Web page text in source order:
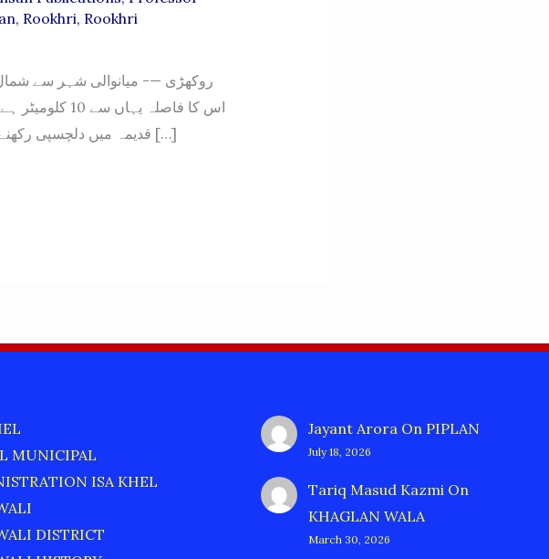
, Rookhri, Rookhri
روکھڑی —- میانوالی شہر سے
اس کا فاصلہ
قدیمہ میں دلچسپی رکھنے والوں کے لئے یہ ایک اہم تاریخی مقام ہے ۔ روکھڑی کا تعلق […]
MUNICIPAL
ISA KHEL
DISTRICT
Jayant Arora On PIPLAN
July 18, 2026
Tariq Masud Kazmi On
KHAGLAN WALA
March 30, 2026